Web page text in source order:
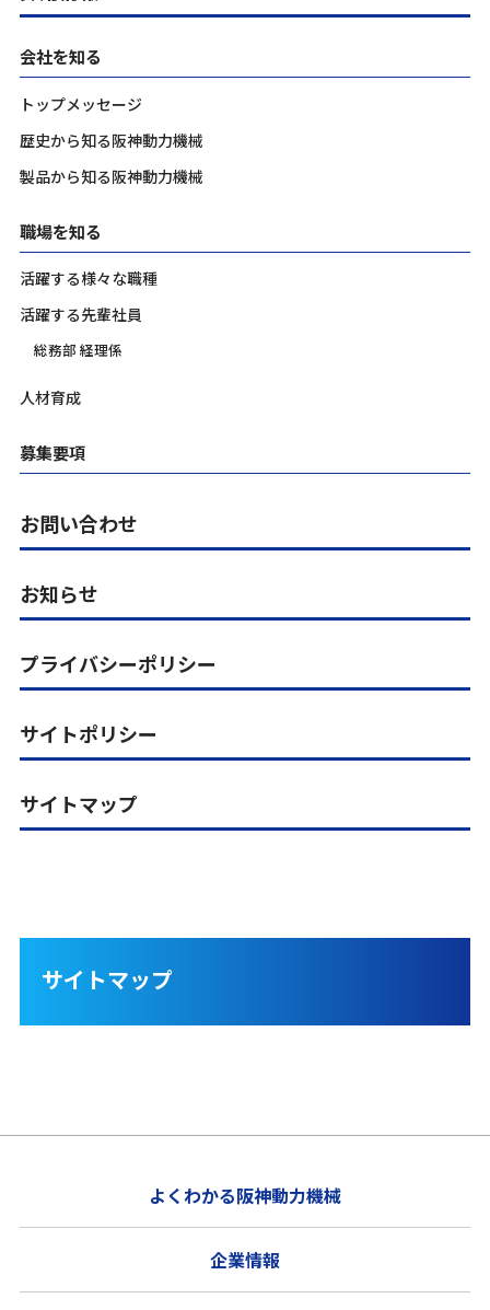
会社を知る
トップメッセージ
歴史から知る阪神動力機械
製品から知る阪神動力機械
職場を知る
活躍する様々な職種
活躍する先輩社員
総務部 経理係
人材育成
募集要項
お問い合わせ
お知らせ
プライバシーポリシー
サイトポリシー
サイトマップ
サイトマップ
よくわかる阪神動力機械
企業情報